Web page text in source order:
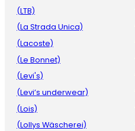
(LTB)
(La Strada Unica)
(Lacoste)
(Le Bonnet)
(Levi's)
(Levi’s underwear)
(Lois)
(Lollys Wäscherei)